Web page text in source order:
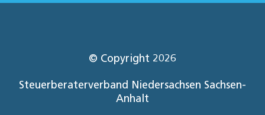
© Copyright 2026
Steuerberaterverband Niedersachsen Sachsen-
Anhalt